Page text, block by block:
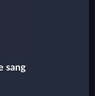
sang